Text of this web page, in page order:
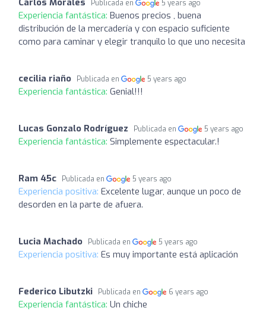
Carlos Morales Publicada en 5 years ago
Experiencia fantástica: Buenos precios , buena
distribución de la mercadería y con espacio suficiente
como para caminar y elegir tranquilo lo que uno necesita
cecilia riaño Publicada en 5 years ago
Experiencia fantástica: Genial!!!
Lucas Gonzalo Rodríguez Publicada en 5 years ago
Experiencia fantástica: Simplemente espectacular.!
Ram 45c Publicada en 5 years ago
Experiencia positiva: Excelente lugar, aunque un poco de
desorden en la parte de afuera.
Lucia Machado Publicada en 5 years ago
Experiencia positiva: Es muy importante está aplicación
Federico Libutzki Publicada en 6 years ago
Experiencia fantástica: Un chiche